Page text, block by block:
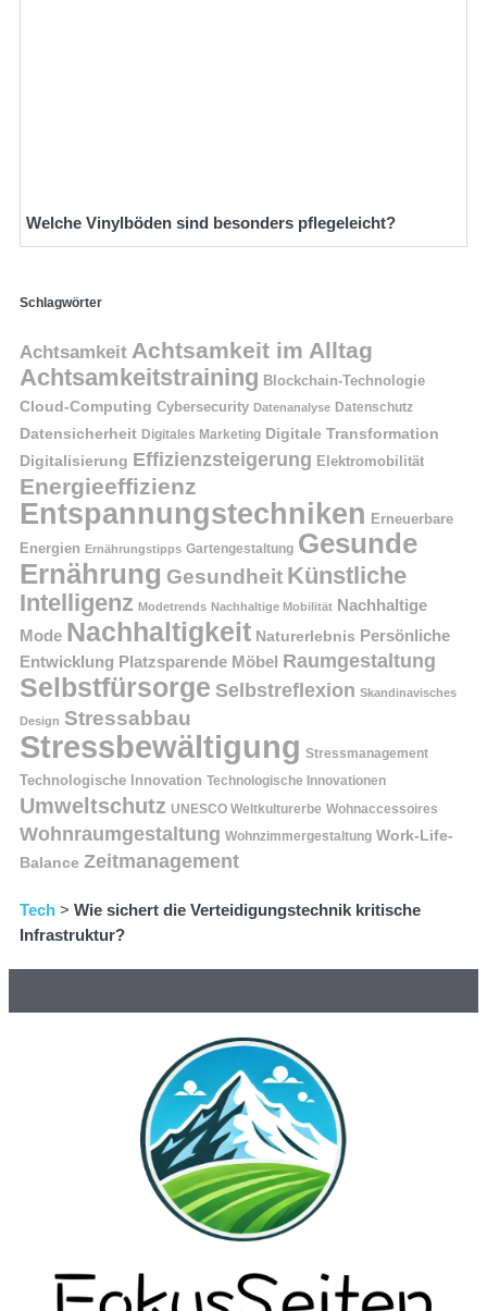
Welche Vinylböden sind besonders pflegeleicht?
Schlagwörter
Achtsamkeit Achtsamkeit im Alltag
Achtsamkeitstraining Blockchain-Technologie
Cloud-Computing Cybersecurity Datenanalyse Datenschutz
Datensicherheit Digitales Marketing Digitale Transformation
Digitalisierung Effizienzsteigerung Elektromobilität
Energieeffizienz
Entspannungstechniken Erneuerbare
Energien Ernährungstipps Gartengestaltung Gesunde
Ernährung Gesundheit Künstliche
Intelligenz Modetrends Nachhaltige Mobilität Nachhaltige
Mode Nachhaltigkeit Naturerlebnis Persönliche
Entwicklung Platzsparende Möbel Raumgestaltung
Selbstfürsorge Selbstreflexion Skandinavisches
Design Stressabbau
Stressbewältigung Stressmanagement
Technologische Innovation Technologische Innovationen
Umweltschutz UNESCO Weltkulturerbe Wohnaccessoires
Wohnraumgestaltung Wohnzimmergestaltung Work-Life-
Balance Zeitmanagement
Tech > Wie sichert die Verteidigungstechnik kritische
Infrastruktur?